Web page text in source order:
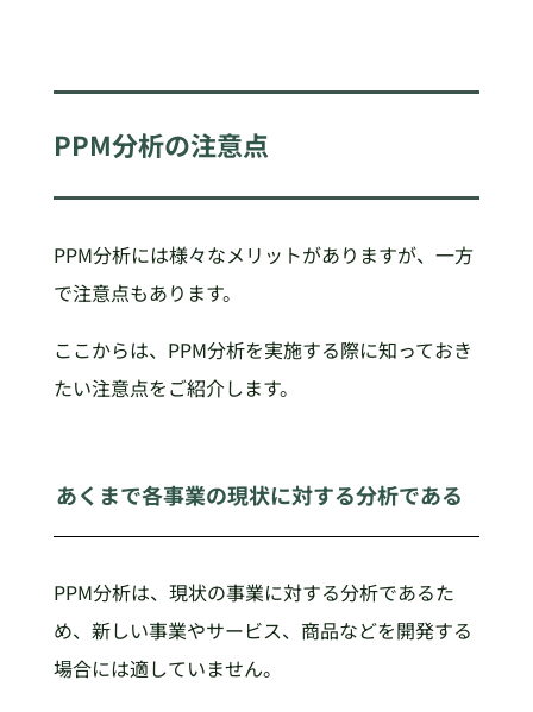
PPM分析の注意点
PPM分析には様々なメリットがありますが、一方
で注意点もあります。
ここからは、PPM分析を実施する際に知っておき
たい注意点をご紹介します。
あくまで各事業の現状に対する分析である
PPM分析は、現状の事業に対する分析であるた
め、新しい事業やサービス、商品などを開発する
場合には適していません。